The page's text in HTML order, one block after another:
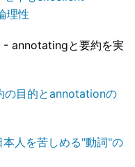
理性
annotatingと要約を実
目的とannotationの
人を苦しめる"動詞"の